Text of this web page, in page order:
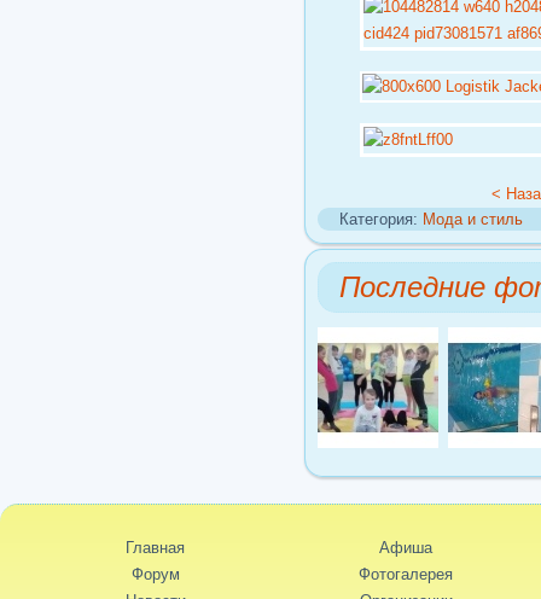
<
Категория: Мода и стиль
Последние
Главная
Форум
Афиша
Фотогалерея